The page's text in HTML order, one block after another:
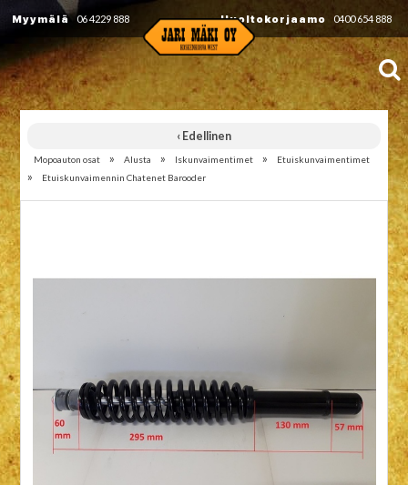
Myymälä 06 4229 888 Huoltokorjaamo 0400 654 888
‹ Edellinen
Mopoauton osat » Alusta » Iskunvaimentimet » Etuiskunvaimentimet
» Etuiskunvaimennin Chatenet Barooder